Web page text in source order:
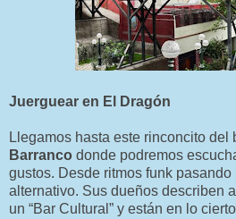
Juerguear en El Dragón
Llegamos hasta este rinconcito del
Barranco donde podremos
gustos. Desde ritmos funk
alternativo. Sus dueños describen
un “Bar Cultural” y están en lo